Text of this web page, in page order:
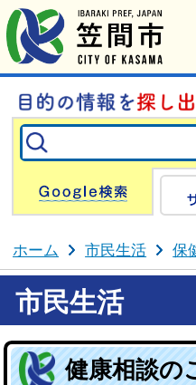
ホーム 市民生活 保
市民生活
健康相談の